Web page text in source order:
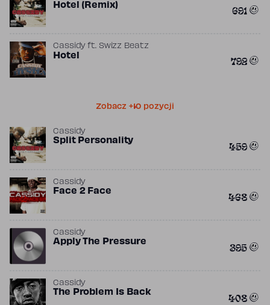
Hotel (Remix) 691
Cassidyft. Swizz Beatz
Hotel 792
Zobacz +10 pozycji
Cassidy
Split Personality 459
Cassidy
Face 2 Face 468
Cassidy
Apply The Pressure 395
Cassidy
The Problem Is Back 408